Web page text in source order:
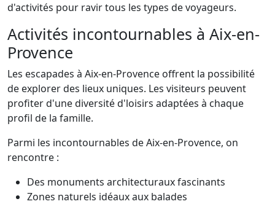
d'activités pour ravir tous les types de voyageurs.
Activités incontournables à Aix-en-
Provence
Les escapades à Aix-en-Provence offrent la possibilité
de explorer des lieux uniques. Les visiteurs peuvent
profiter d'une diversité d'loisirs adaptées à chaque
profil de la famille.
Parmi les incontournables de Aix-en-Provence, on
rencontre :
Des monuments architecturaux fascinants
Zones naturels idéaux aux balades